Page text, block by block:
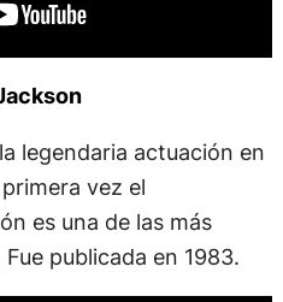
legendaria actuación en
vez el
es una de las más
publicada en 1983.